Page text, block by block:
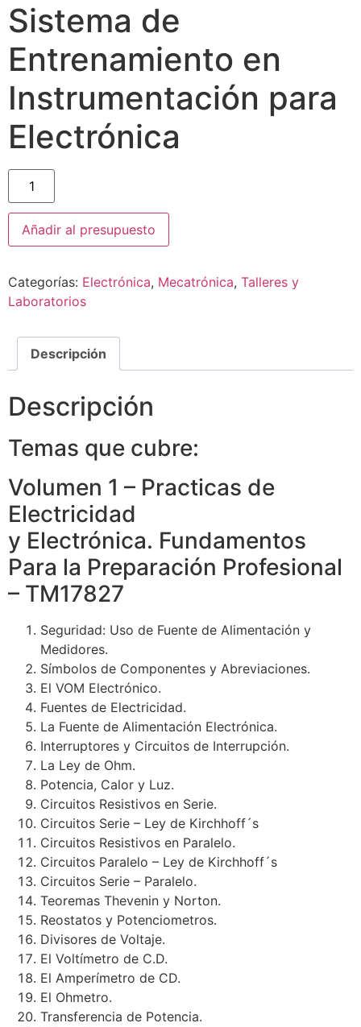
Sistema de
Entrenamiento en
Instrumentación para
Electrónica
Añadir al presupuesto
Categorías: Electrónica, Mecatrónica, Talleres y
Laboratorios
Descripción
Descripción
Temas que cubre:
Volumen 1 – Practicas de
Electricidad
y Electrónica. Fundamentos
Para la Preparación Profesional
– TM17827
Seguridad: Uso de Fuente de Alimentación y
Medidores.
Símbolos de Componentes y Abreviaciones.
El VOM Electrónico.
Fuentes de Electricidad.
La Fuente de Alimentación Electrónica.
Interruptores y Circuitos de Interrupción.
La Ley de Ohm.
Potencia, Calor y Luz.
Circuitos Resistivos en Serie.
Circuitos Serie – Ley de Kirchhoff´s
Circuitos Resistivos en Paralelo.
Circuitos Paralelo – Ley de Kirchhoff´s
Circuitos Serie – Paralelo.
Teoremas Thevenin y Norton.
Reostatos y Potenciometros.
Divisores de Voltaje.
El Voltímetro de C.D.
El Amperímetro de CD.
El Ohmetro.
Transferencia de Potencia.